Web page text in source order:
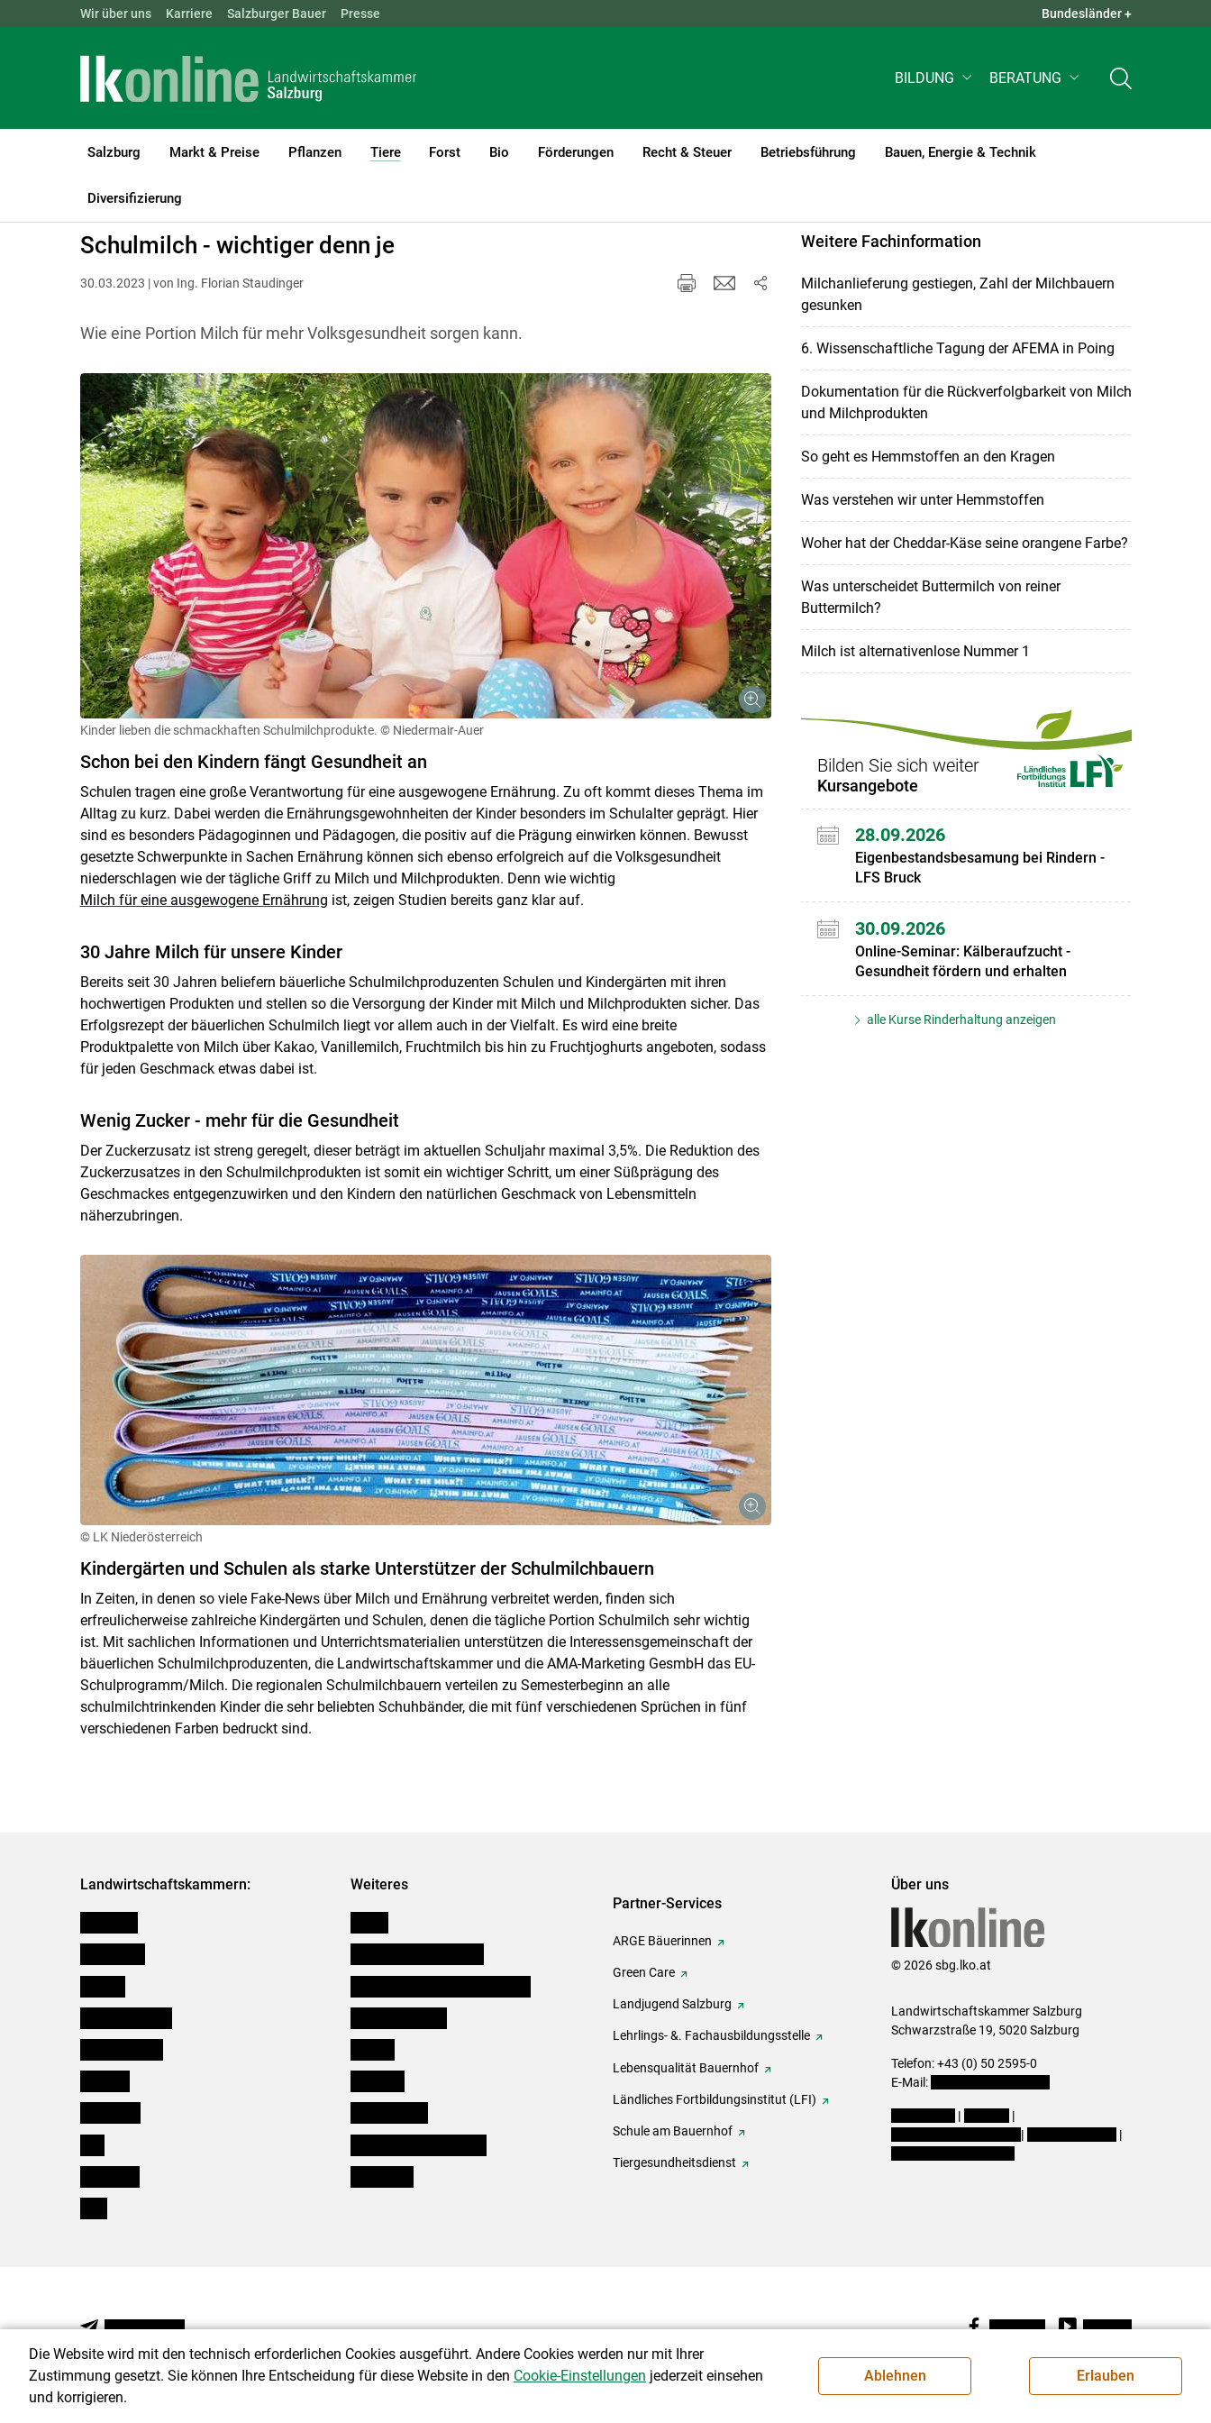
Skip to main content
Landwirtschaftskammern: ÖSTERREICH BGLD KTN QUICK LINKS +
Wir über uns Karriere Salzburger Bauer Presse Bundesländer +
BILDUNG BERATUNG
Salzburg Markt & Preise Pflanzen Tiere
(current)1
Forst Bio Förderungen Recht & Steuer Betriebsführung Bauen, Energie & Technik
Diversifizierung
LK Salzburg Tiere
Schulmilch - wichtiger denn je
30.03.2023 | von Ing. Florian Staudinger
Wie eine Portion Milch für mehr Volksgesundheit sorgen kann.
Kinder lieben die schmackhaften Schulmilchprodukte. © Niedermair-Auer
Schon bei den Kindern fängt Gesundheit an
Schulen tragen eine große Verantwortung für eine ausgewogene Ernährung. Zu oft kommt dieses Thema im
Alltag zu kurz. Dabei werden die Ernährungsgewohnheiten der Kinder besonders im Schulalter geprägt. Hier
sind es besonders Pädagoginnen und Pädagogen, die positiv auf die Prägung einwirken können. Bewusst
gesetzte Schwerpunkte in Sachen Ernährung können sich ebenso erfolgreich auf die Volksgesundheit
niederschlagen wie der tägliche Griff zu Milch und Milchprodukten. Denn wie wichtig
Milch für eine ausgewogene Ernährung ist, zeigen Studien bereits ganz klar auf.
30 Jahre Milch für unsere Kinder
Bereits seit 30 Jahren beliefern bäuerliche Schulmilchproduzenten Schulen und Kindergärten mit ihren
hochwertigen Produkten und stellen so die Versorgung der Kinder mit Milch und Milchprodukten sicher. Das
Erfolgsrezept der bäuerlichen Schulmilch liegt vor allem auch in der Vielfalt. Es wird eine breite
Produktpalette von Milch über Kakao, Vanillemilch, Fruchtmilch bis hin zu Fruchtjoghurts angeboten, sodass
für jeden Geschmack etwas dabei ist.
Wenig Zucker - mehr für die Gesundheit
Der Zuckerzusatz ist streng geregelt, dieser beträgt im aktuellen Schuljahr maximal 3,5%. Die Reduktion des
Zuckerzusatzes in den Schulmilchprodukten ist somit ein wichtiger Schritt, um einer Süßprägung des
Geschmackes entgegenzuwirken und den Kindern den natürlichen Geschmack von Lebensmitteln
näherzubringen.
© LK Niederösterreich
Kindergärten und Schulen als starke Unterstützer der Schulmilchbauern
In Zeiten, in denen so viele Fake-News über Milch und Ernährung verbreitet werden, finden sich
erfreulicherweise zahlreiche Kindergärten und Schulen, denen die tägliche Portion Schulmilch sehr wichtig
ist. Mit sachlichen Informationen und Unterrichtsmaterialien unterstützen die Interessensgemeinschaft der
bäuerlichen Schulmilchproduzenten, die Landwirtschaftskammer und die AMA-Marketing GesmbH das EU-
Schulprogramm/Milch. Die regionalen Schulmilchbauern verteilen zu Semesterbeginn an alle
schulmilchtrinkenden Kinder die sehr beliebten Schuhbänder, die mit fünf verschiedenen Sprüchen in fünf
verschiedenen Farben bedruckt sind.
Weitere Fachinformation
Milchanlieferung gestiegen, Zahl der Milchbauern
gesunken
6. Wissenschaftliche Tagung der AFEMA in Poing
Dokumentation für die Rückverfolgbarkeit von Milch
und Milchprodukten
So geht es Hemmstoffen an den Kragen
Was verstehen wir unter Hemmstoffen
Woher hat der Cheddar-Käse seine orangene Farbe?
Was unterscheidet Buttermilch von reiner
Buttermilch?
Milch ist alternativenlose Nummer 1
Bilden Sie sich weiter
Kursangebote
28.09.2026
Eigenbestandsbesamung bei Rindern -
LFS Bruck
30.09.2026
Online-Seminar: Kälberaufzucht -
Gesundheit fördern und erhalten
alle Kurse Rinderhaltung anzeigen
Landwirtschaftskammern: Weiteres
Partner-Services
ARGE Bäuerinnen
Green Care
Landjugend Salzburg
Lehrlings- &. Fachausbildungsstelle
Lebensqualität Bauernhof
Ländliches Fortbildungsinstitut (LFI)
Schule am Bauernhof
Tiergesundheitsdienst
Über uns
© 2026 sbg.lko.at
Landwirtschaftskammer Salzburg
Schwarzstraße 19, 5020 Salzburg
Telefon: +43 (0) 50 2595-0
E-Mail:
|
|
|
|
NEWSLETTER Facebook Youtube
Die Website wird mit den technisch erforderlichen Cookies ausgeführt. Andere Cookies werden nur mit Ihrer
Zustimmung gesetzt. Sie können Ihre Entscheidung für diese Website in den Cookie-Einstellungen jederzeit einsehen
und korrigieren.
Ablehnen Erlauben